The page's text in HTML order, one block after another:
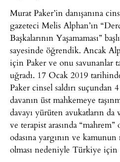
Murat Paker’in danışanına
gazeteci Melis Alphan’ın
Başkalarının Yaşamaması”
sayesinde öğrendik. Ancak
için Paker ve onu savunanlar
uğradı. 17 Ocak 2019
Paker cinsel saldırı suçundan
davanın üst mahkemeye
davayı yürüten avukatların da
ve terapist arasında
odasına yargının ve
olması nedeniyle Türkiye için